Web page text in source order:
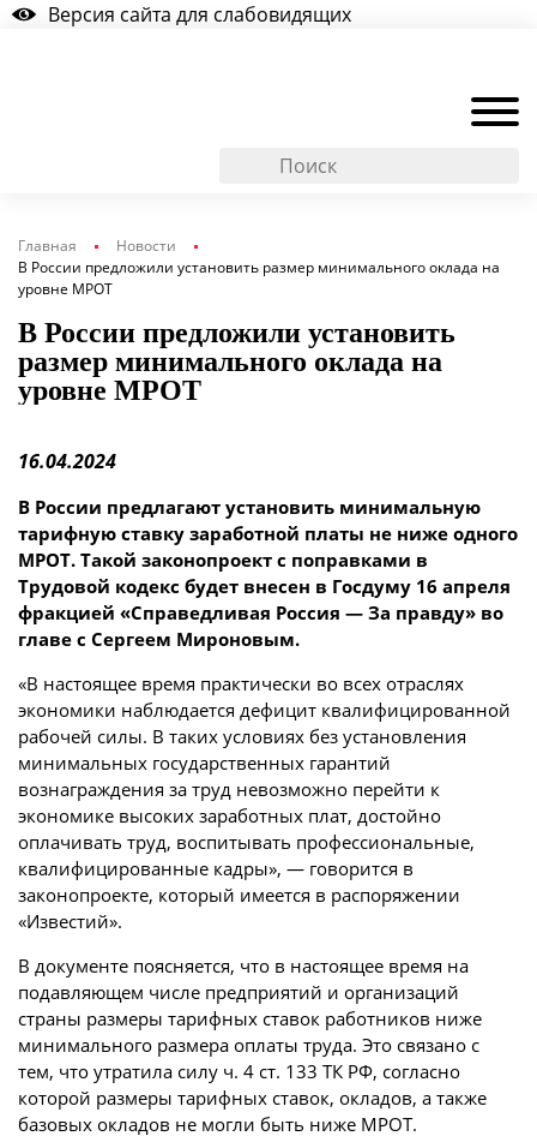
Версия сайта для слабовидящих
Главная
Новости
В России предложили установить размер минимального оклада на
уровне МРОТ
В России предложили установить
размер минимального оклада на
уровне МРОТ
16.04.2024
В России предлагают установить минимальную
тарифную ставку заработной платы не ниже одного
МРОТ. Такой законопроект с поправками в
Трудовой кодекс будет внесен в Госдуму 16 апреля
фракцией «Справедливая Россия — За правду» во
главе с Сергеем Мироновым.
«В настоящее время практически во всех отраслях
экономики наблюдается дефицит квалифицированной
рабочей силы. В таких условиях без установления
минимальных государственных гарантий
вознаграждения за труд невозможно перейти к
экономике высоких заработных плат, достойно
оплачивать труд, воспитывать профессиональные,
квалифицированные кадры», — говорится в
законопроекте, который имеется в распоряжении
«Известий».
В документе поясняется, что в настоящее время на
подавляющем числе предприятий и организаций
страны размеры тарифных ставок работников ниже
минимального размера оплаты труда. Это связано с
тем, что утратила силу ч. 4 ст. 133 ТК РФ, согласно
которой размеры тарифных ставок, окладов, а также
базовых окладов не могли быть ниже МРОТ.